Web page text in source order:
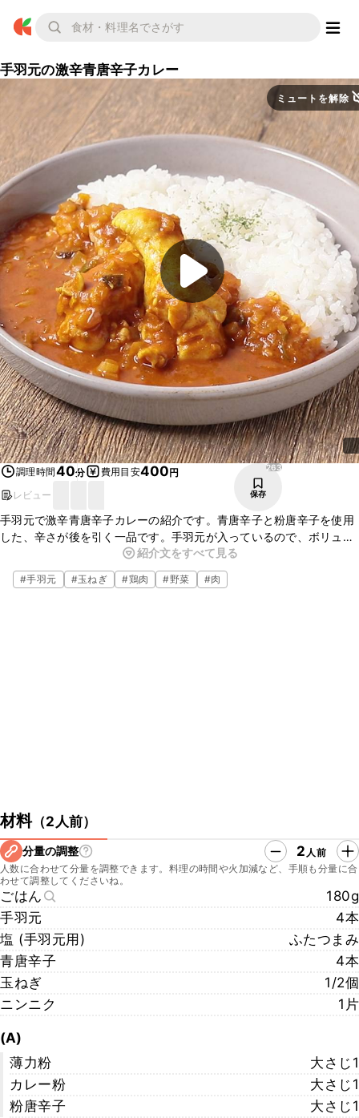
手羽元の激辛青唐辛子カレー
ミュートを解除
調理時間40分 費用目安400円
レビュー
263
保存
手羽元で激辛青唐辛子カレーの紹介です。青唐辛子と粉唐辛子を使用
した、辛さが後を引く一品です。手羽元が入っているので、ボリュー
ムもありますよ。お好みの野菜を加えて、アレンジしてみてください
ね。ぜひお試しください。
紹介文をすべて見る
#手羽元 #玉ねぎ #鶏肉 #野菜 #肉
材料（2人前）
分量の調整 2 人前
人数に合わせて分量を調整できます。料理の時間や火加減など、手順も分量に合
わせて調整してくださいね。
ごはん
180g
手羽元
4本
塩 (手羽元用)
ふたつまみ
青唐辛子
4本
玉ねぎ
1/2個
ニンニク
1片
(A)
薄力粉
大さじ1
カレー粉
大さじ1
粉唐辛子
大さじ1